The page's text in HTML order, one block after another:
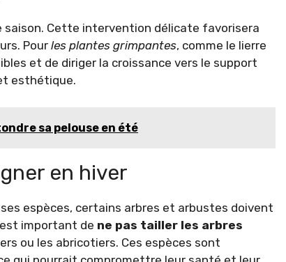
saison. Cette intervention délicate favorisera
Pour les plantes grimpantes, comme le lierre
et de diriger la croissance vers le support
esthétique.
sa pelouse en été
en hiver
espèces, certains arbres et arbustes doivent
important de ne pas tailler les arbres
ou les abricotiers. Ces espèces sont